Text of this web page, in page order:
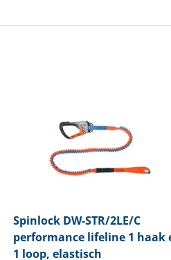
SpinlockDW-STR/2LE/C
performance lifeline 1 haak
1 loop, elastisch